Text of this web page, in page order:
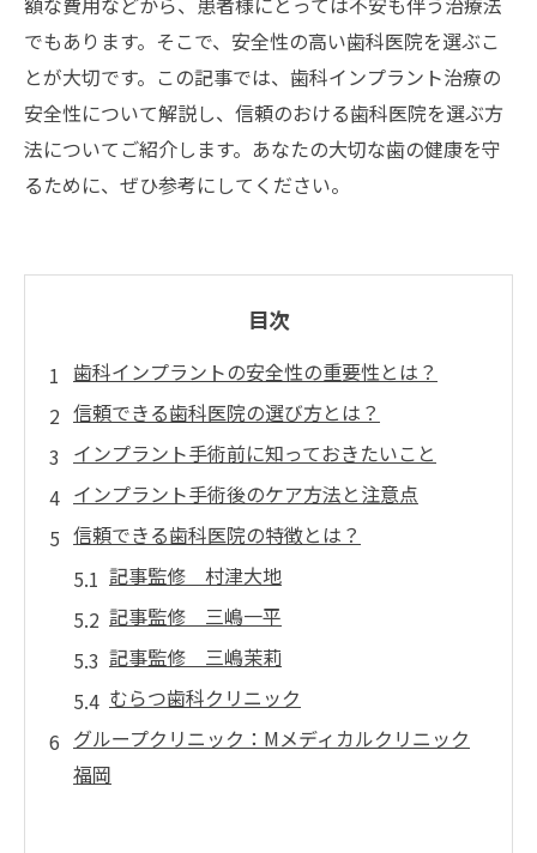
でもあります。そこで、安全性の高い歯科医院を選ぶこ
とが大切です。この記事では、歯科インプラント治療の
安全性について解説し、信頼のおける歯科医院を選ぶ方
法についてご紹介します。あなたの大切な歯の健康を守
るために、ぜひ参考にしてください。
目次
歯科インプラントの安全性の重要性とは？
信頼できる歯科医院の選び方とは？
インプラント手術前に知っておきたいこと
インプラント手術後のケア方法と注意点
信頼できる歯科医院の特徴とは？
記事監修 村津大地
記事監修 三嶋一平
記事監修 三嶋茉莉
むらつ歯科クリニック
グループクリニック：Mメディカルクリニック
福岡